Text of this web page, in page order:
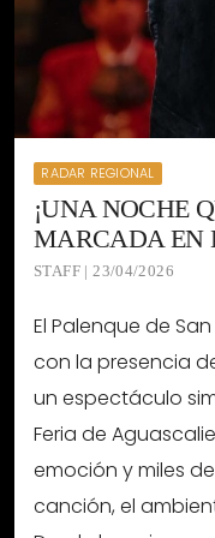
RADAR REGIONAL
¡UNA NOCHE
MARCADA EN
STAFF | 23/04/2026
El Palenque de
con la presencia
un espectáculo
Feria de
emoción y miles
canción, el